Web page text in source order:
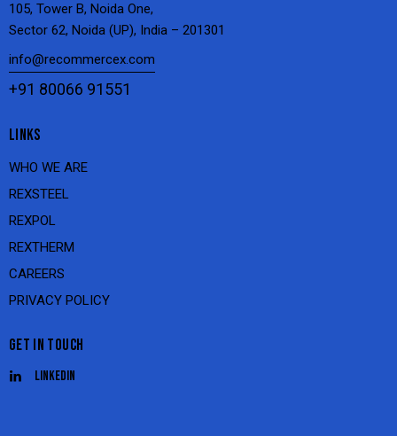
105, Tower B, Noida One,
Sector 62, Noida (UP), India – 201301
info@recommercex.com
+91 80066 91551
LINKS
WHO WE ARE
REXSTEEL
REXPOL
REXTHERM
CAREERS
PRIVACY POLICY
GET IN TOUCH
Linkedin